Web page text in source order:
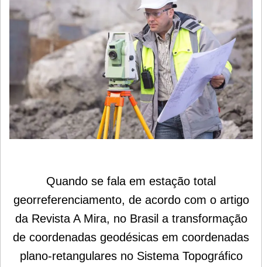
Quando se fala em estação total
georreferenciamento, de acordo com o artigo
da Revista A Mira, no Brasil a transformação
de coordenadas geodésicas em coordenadas
plano-retangulares no Sistema Topográfico